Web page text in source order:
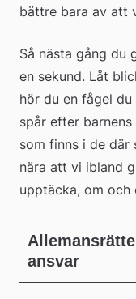
bättre bara av att
Så nästa gång du
en sekund. Låt
hör du en fågel
spår efter barnens
som finns i de där
nära att vi ibland
upptäcka, om och
ansvar